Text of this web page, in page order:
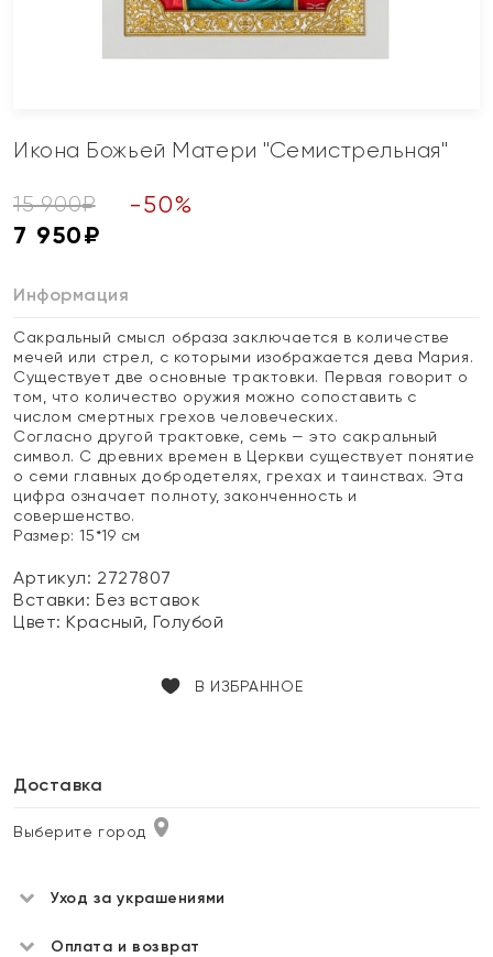
Икона Божьей Матери "Семистрельная"
15 900₽ -50%
7 950₽
Информация
Сакральный смысл образа заключается в количестве
мечей или стрел, с которыми изображается дева Мария.
Существует две основные трактовки. Первая говорит о
том, что количество оружия можно сопоставить с
числом смертных грехов человеческих.
Согласно другой трактовке, семь — это сакральный
символ. С древних времен в Церкви существует понятие
о семи главных добродетелях, грехах и таинствах. Эта
цифра означает полноту, законченность и
совершенство.
Размер: 15*19 см
Артикул: 2727807
Вставки:Без вставок
Цвет:Красный, Голубой
В ИЗБРАННОЕ
Доставка
Выберите город
Уход за украшениями
Оплата и возврат